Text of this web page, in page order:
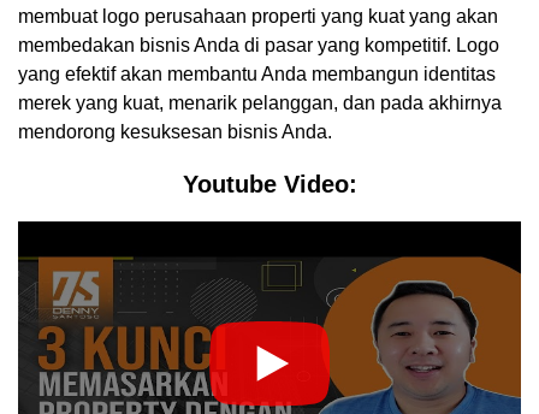
membuat logo perusahaan properti yang kuat yang akan
membedakan bisnis Anda di pasar yang kompetitif. Logo
yang efektif akan membantu Anda membangun identitas
merek yang kuat, menarik pelanggan, dan pada akhirnya
mendorong kesuksesan bisnis Anda.
Youtube Video: